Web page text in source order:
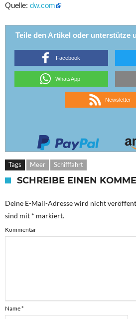
Quelle: dw.com
Teile den Artikel oder unterstütze
Facebook
WhatsApp
Newsletter
Tags Meer Schifffahrt
SCHREIBE EINEN
Deine E-Mail-Adresse wird nicht
sind mit * markiert.
Kommentar
Name*